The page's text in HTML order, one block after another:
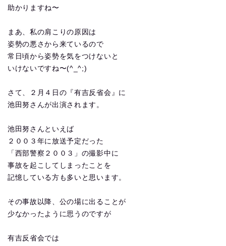
助かりますね〜
まあ、私の肩こりの原因は
姿勢の悪さから来ているので
常日頃から姿勢を気をつけないと
いけないですね〜(^_^;)
さて、２月４日の『有吉反省会』に
池田努さんが出演されます。
池田努さんといえば
２００３年に放送予定だった
「西部警察２００３」の撮影中に
事故を起こしてしまったことを
記憶している方も多いと思います。
その事故以降、公の場に出ることが
少なかったように思うのですが
有吉反省会では